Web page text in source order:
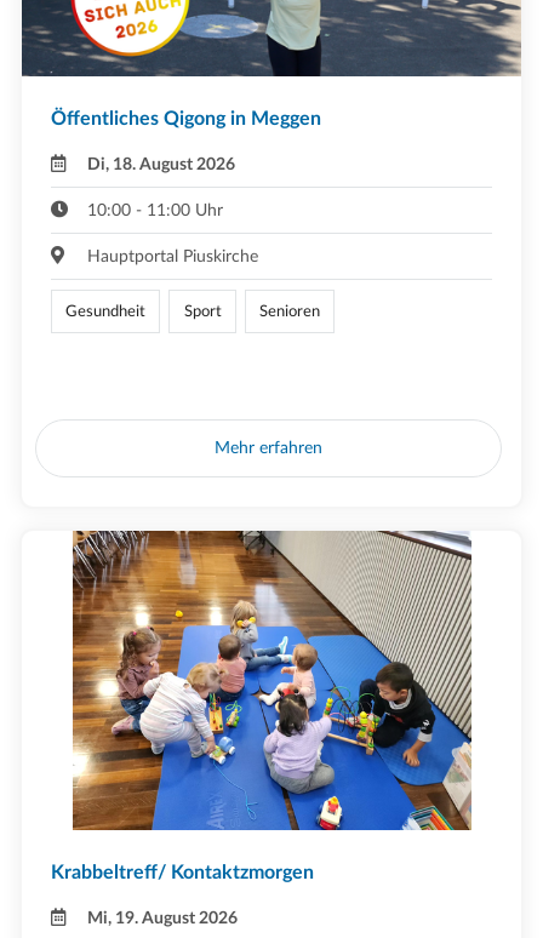
Öffentliches Qigong in Meggen
Di, 18. August 2026
10:00 - 11:00 Uhr
Hauptportal Piuskirche
Gesundheit Sport Senioren
Mehr erfahren
Krabbeltreff/ Kontaktzmorgen
Mi, 19. August 2026